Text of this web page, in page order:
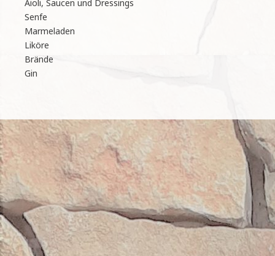
Aioli, Saucen und Dressings
Senfe
Marmeladen
Liköre
Brände
Gin